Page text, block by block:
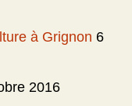
à Grignon 6
2016